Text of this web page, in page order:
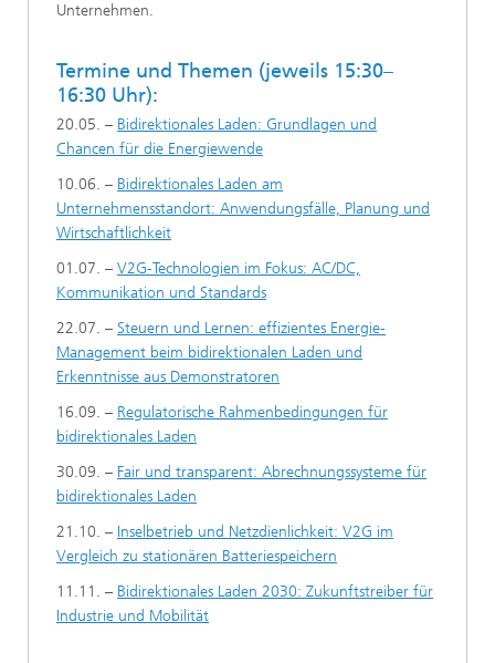
Unternehmen.
Termine und Themen (jeweils 15:30–
16:30 Uhr):
20.05. – Bidirektionales Laden: Grundlagen und
Chancen für die Energiewende
10.06. – Bidirektionales Laden am
Unternehmensstandort: Anwendungsfälle, Planung und
Wirtschaftlichkeit
01.07. – V2G-Technologien im Fokus: AC/DC,
Kommunikation und Standards
22.07. – Steuern und Lernen: effizientes Energie-
Management beim bidirektionalen Laden und
Erkenntnisse aus Demonstratoren
16.09. – Regulatorische Rahmenbedingungen für
bidirektionales Laden
30.09. – Fair und transparent: Abrechnungssysteme für
bidirektionales Laden
21.10. – Inselbetrieb und Netzdienlichkeit: V2G im
Vergleich zu stationären Batteriespeichern
11.11. – Bidirektionales Laden 2030: Zukunftstreiber für
Industrie und Mobilität